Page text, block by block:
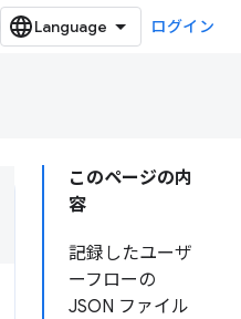
ログイン
このページの内
容
記録したユーザ
ーフローの
JSON ファイル